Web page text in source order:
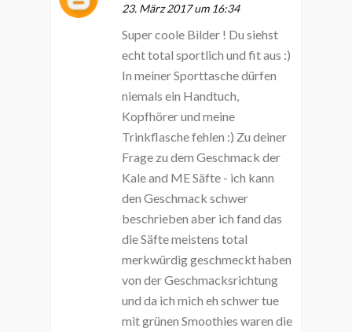
23. März 2017 um 16:34
Super coole Bilder ! Du siehst
echt total sportlich und fit aus :)
In meiner Sporttasche dürfen
niemals ein Handtuch,
Kopfhörer und meine
Trinkflasche fehlen :) Zu deiner
Frage zu dem Geschmack der
Kale and ME Säfte - ich kann
den Geschmack schwer
beschrieben aber ich fand das
die Säfte meistens total
merkwürdig geschmeckt haben
von der Geschmacksrichtung
und da ich mich eh schwer tue
mit grünen Smoothies waren die